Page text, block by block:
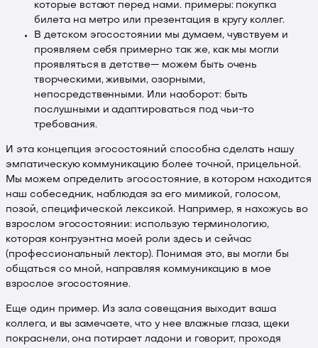
которые встают перед нами. примеры: покупка
билета на метро или презентация в кругу коллег.
В детском эгосостоянии мы думаем, чувствуем и
проявляем себя примерно так же, как мы могли
проявляться в детстве— можем быть очень
творческими, живыми, озорными,
непосредственными. Или наоборот: быть
послушными и адаптироваться под чьи-то
требования.
И эта концепция эгосостояний способна сделать нашу
эмпатическую коммуникацию более точной, прицельной.
Мы можем определить эгосостояние, в котором находится
наш собеседник, наблюдая за его мимикой, голосом,
позой, специфической лексикой. Например, я нахожусь во
взрослом эгосостоянии: использую терминологию,
которая конгруэнтна моей роли здесь и сейчас
(профессиональный лектор). Понимая это, вы могли бы
общаться со мной, направляя коммуникацию в мое
взрослое эгосостояние.
Еще один пример. Из зала совещания выходит ваша
коллега, и вы замечаете, что у нее влажные глаза, щеки
покраснели, она потирает ладони и говорит, проходя